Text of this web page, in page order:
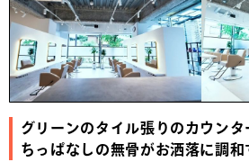
グリーンのタイル張りのカウン
ちっぱなしの無骨がお洒落に調